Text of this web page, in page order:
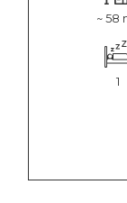
~ 58
1